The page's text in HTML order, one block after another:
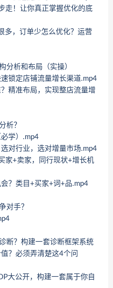
走！让你真正掌握优化的底
多，订单少怎么优化？运营
分析和布局（实操）
锁定店铺流量增长渠道.mp4
精准布局，实现整店流量增
析？
学）.mp4
对行业，选对增量市场.mp4
家+卖家，同行现状+增长机
？类目+买家+词+品.mp4
对手？
断？构建一套诊断框架系统
？必须弄清楚这4个问
大公开，构建一套属于你自